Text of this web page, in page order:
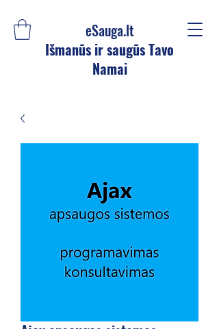
eSauga.lt
Išmanūs ir saugūs Tavo
Namai